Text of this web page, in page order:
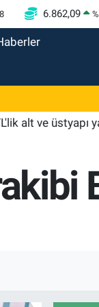
6.862,09 %
üstyapı yatırımı